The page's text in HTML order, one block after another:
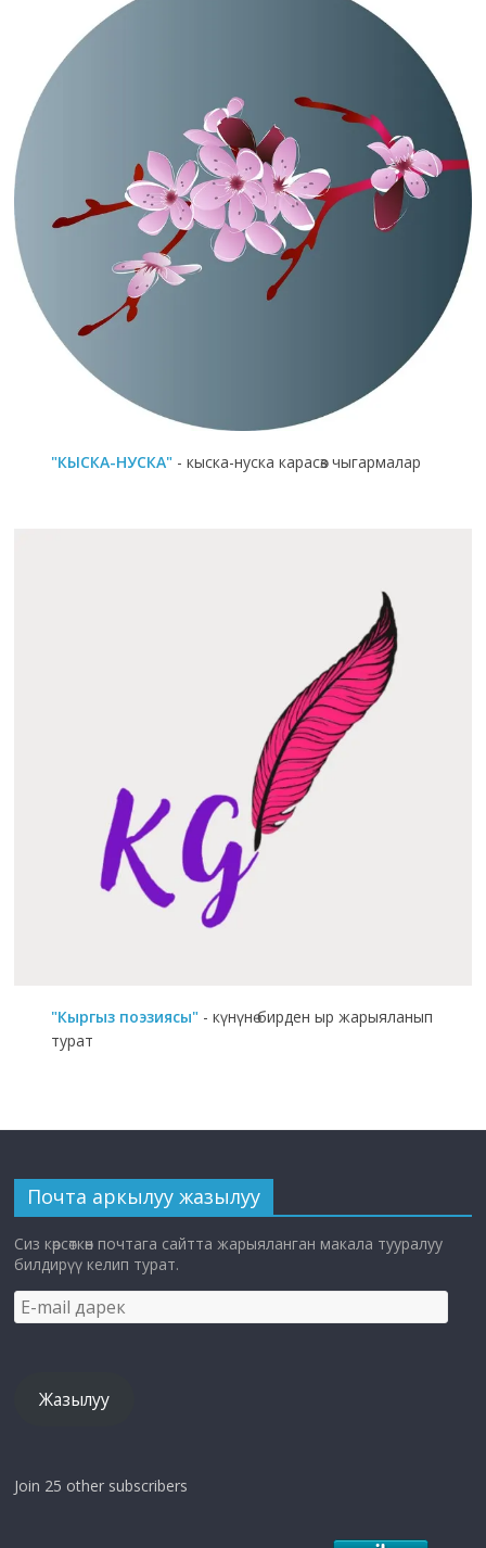
"КЫСКА-НУСКА" - кыска-нуска карасөз чыгармалар
"Кыргыз поэзиясы" - күнүнө бирден ыр жарыяланып
турат
Почта аркылуу жазылуу
Сиз көрсөткөн почтага сайтта жарыяланган макала тууралуу
билдирүү келип турат.
E-
mail
Жазылуу
Join 25 other subscribers